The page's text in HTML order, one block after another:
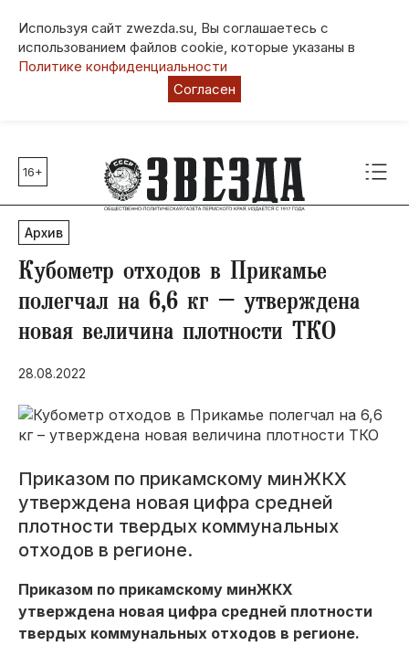
Используя сайт zwezda.su, Вы соглашаетесь с
использованием файлов cookie, которые указаны в
Политике конфиденциальности
Согласен
Главные темы
80 лет Победы
Молодежная столица РФ
СВО
Выборы в Пермском крае
Социальная поддержка
Инфраструктура
Благоустройство
16+
Архив
Кубометр отходов в Прикамье
полегчал на 6,6 кг – утверждена
новая величина плотности ТКО
28.08.2022
Приказом по прикамскому минЖКХ
утверждена новая цифра средней
плотности твердых коммунальных
отходов в регионе.
Приказом по прикамскому минЖКХ
утверждена новая цифра средней плотности
твердых коммунальных отходов в регионе.